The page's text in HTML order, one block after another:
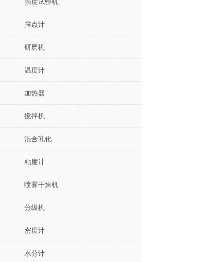
强度试验机
露点计
研磨机
温度计
加热器
搅拌机
混合乳化
粘度计
喷雾干燥机
分级机
密度计
水分计